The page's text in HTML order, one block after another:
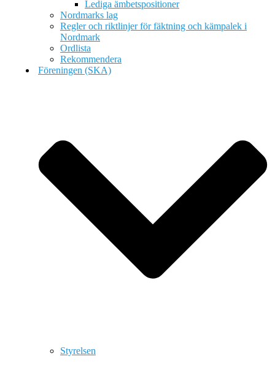
Lediga ämbetspositioner
Nordmarks lag
Regler och riktlinjer för fäktning och kämpalek i
Nordmark
Ordlista
Rekommendera
Föreningen (SKA)
Styrelsen